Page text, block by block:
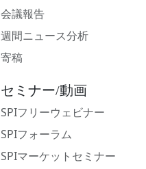
会議報告
週間ニュース分析
寄稿
セミナー/動画
SPIフリーウェビナー
SPIフォーラム
SPIマーケットセミナー